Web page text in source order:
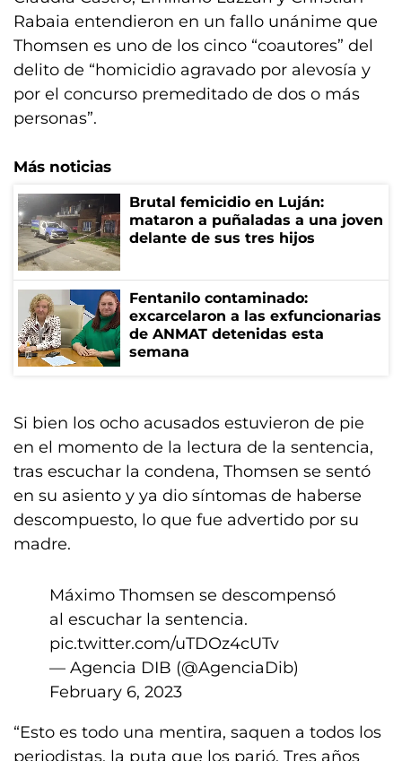
Rabaia entendieron en un fallo unánime que
Thomsen es uno de los cinco “coautores” del
delito de “homicidio agravado por alevosía y
por el concurso premeditado de dos o más
personas”.
Más noticias
Brutal femicidio en Luján:
mataron a puñaladas a una joven
delante de sus tres hijos
Fentanilo contaminado:
excarcelaron a las exfuncionarias
de ANMAT detenidas esta
semana
Si bien los ocho acusados estuvieron de pie
en el momento de la lectura de la sentencia,
tras escuchar la condena, Thomsen se sentó
en su asiento y ya dio síntomas de haberse
descompuesto, lo que fue advertido por su
madre.
Máximo Thomsen se descompensó
al escuchar la sentencia.
pic.twitter.com/uTDOz4cUTv
— Agencia DIB (@AgenciaDib)
February 6, 2023
“Esto es todo una mentira, saquen a todos los
periodistas, la puta que los parió. Tres años